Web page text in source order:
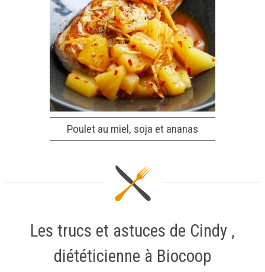
Poulet au miel, soja et ananas
Les trucs et astuces de Cindy ,
diététicienne à Biocoop